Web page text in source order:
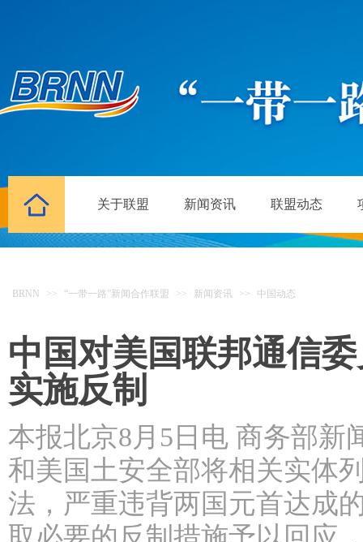
关于联盟 新闻资讯 联盟动态
BRNN >> “一带一路”新闻合作联盟 >> 新闻资讯 >> 中国动态
中国对美国联邦通信
实施反制
本报北京8月5日电 商务部新
和美国土安全部将相关实体
法，严重违背两国元首达成